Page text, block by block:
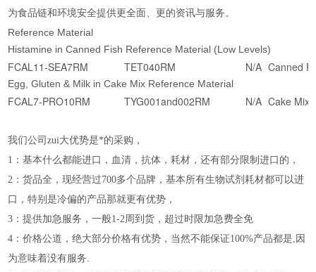
为食品链和环境安全提供更全面、更的资讯与服务。
Reference Material
Histamine in Canned Fish Reference Material (Low Levels)
FCAL11-SEA7RM TET040RM N/A Canned
Egg, Gluten & Milk in Cake Mix Reference Material
FCAL7-PRO10RM TYG001and002RM N/A Cake Mix
我们公司zui大优势是*的采购，
1：基本什么都能进口，血清，抗体，耗材，还有部分限制进口的，
2：货品全，现经营过700多个品牌，基本所有生物试剂耗材都可以进
口，特别是冷偏的产品那就更有优势，
3：提供加急服务，一般1-2周到货，超过时限加急费全免
4：价格公道，绝大部分价格有优势，当然不能保证100%产品都是,因
为意味着没有服务.